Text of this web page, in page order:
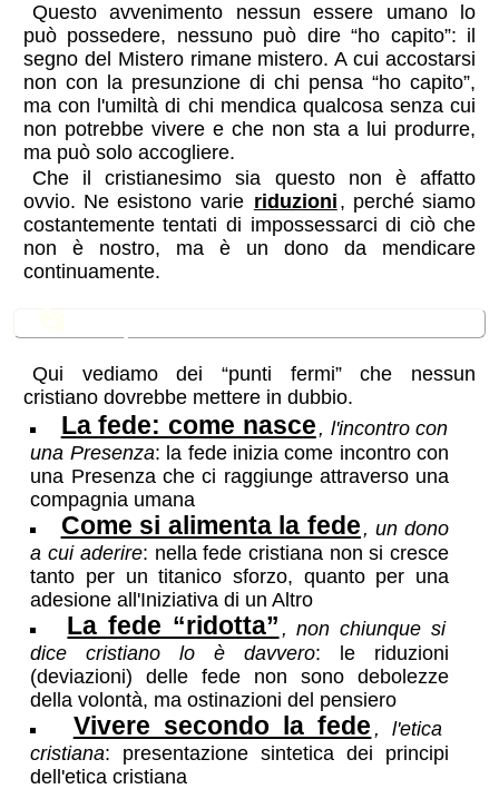
Questo avvenimento nessun essere umano lo
può possedere, nessuno può dire “ho capito”: il
segno del Mistero rimane mistero. A cui accostarsi
non con la presunzione di chi pensa “ho capito”,
ma con l'umiltà di chi mendica qualcosa senza cui
non potrebbe vivere e che non sta a lui produrre,
ma può solo accogliere.
Che il cristianesimo sia questo non è affatto
ovvio. Ne esistono varie riduzioni , perché siamo
costantemente tentati di impossessarci di ciò che
non è nostro, ma è un dono da mendicare
continuamente.
Qui vediamo dei “punti fermi” che nessun
cristiano dovrebbe mettere in dubbio.
La fede: come nasce , l'incontro con
una Presenza: la fede inizia come incontro con
una Presenza che ci raggiunge attraverso una
compagnia umana
Come si alimenta la fede , un dono
a cui aderire: nella fede cristiana non si cresce
tanto per un titanico sforzo, quanto per una
adesione all'Iniziativa di un Altro
La fede “ridotta” , non chiunque si
dice cristiano lo è davvero: le riduzioni
(deviazioni) delle fede non sono debolezze
della volontà, ma ostinazioni del pensiero
Vivere secondo la fede , l'etica
cristiana: presentazione sintetica dei principi
dell'etica cristiana